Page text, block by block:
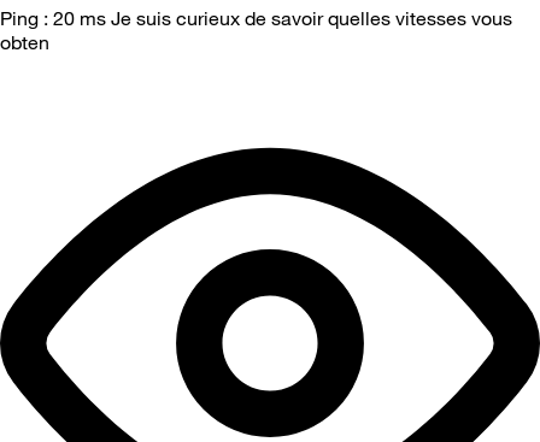
Ping : 20 ms Je suis curieux de savoir quelles vitesses vous
obten